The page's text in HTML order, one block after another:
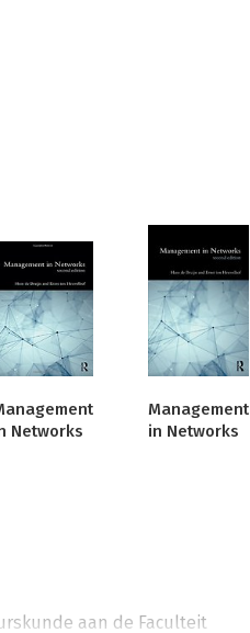
Networks
Management
in Networks
aan de Faculteit